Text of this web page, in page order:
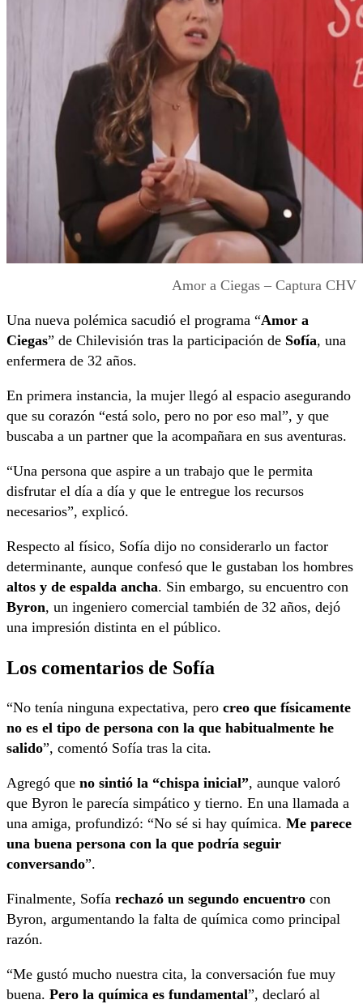
Amor a Ciegas – Captura CHV
Una nueva polémica sacudió el programa “Amor a
Ciegas” de Chilevisión tras la participación de Sofía, una
enfermera de 32 años.
En primera instancia, la mujer llegó al espacio asegurando
que su corazón “está solo, pero no por eso mal”, y que
buscaba a un partner que la acompañara en sus aventuras.
“Una persona que aspire a un trabajo que le permita
disfrutar el día a día y que le entregue los recursos
necesarios”, explicó.
Respecto al físico, Sofía dijo no considerarlo un factor
determinante, aunque confesó que le gustaban los hombres
altos y de espalda ancha. Sin embargo, su encuentro con
Byron, un ingeniero comercial también de 32 años, dejó
una impresión distinta en el público.
Los comentarios de Sofía
“No tenía ninguna expectativa, pero creo que físicamente
no es el tipo de persona con la que habitualmente he
salido”, comentó Sofía tras la cita.
Agregó que no sintió la “chispa inicial”, aunque valoró
que Byron le parecía simpático y tierno. En una llamada a
una amiga, profundizó: “No sé si hay química. Me parece
una buena persona con la que podría seguir
conversando”.
Finalmente, Sofía rechazó un segundo encuentro con
Byron, argumentando la falta de química como principal
razón.
“Me gustó mucho nuestra cita, la conversación fue muy
buena. Pero la química es fundamental”, declaró al